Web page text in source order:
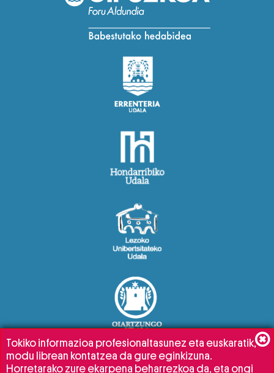
Tokiko informazioa profesionaltasunez eta euskaratik,
modu librean kontatzea da gure eginkizuna.
Horretarako zure ekarpena beharrezkoa da, eta ongi